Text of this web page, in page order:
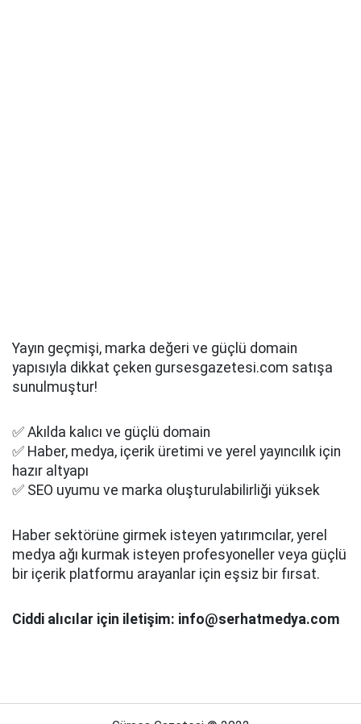
Yayın geçmişi, marka değeri ve güçlü domain
yapısıyla dikkat çeken gursesgazetesi.com satışa
sunulmuştur!
✅ Akılda kalıcı ve güçlü domain
✅ Haber, medya, içerik üretimi ve yerel yayıncılık için
hazır altyapı
✅ SEO uyumu ve marka oluşturulabilirliği yüksek
Haber sektörüne girmek isteyen yatırımcılar, yerel
medya ağı kurmak isteyen profesyoneller veya güçlü
bir içerik platformu arayanlar için eşsiz bir fırsat.
Ciddi alıcılar için iletişim: info@serhatmedya.com